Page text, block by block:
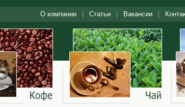
О компании Статьи Вакансии